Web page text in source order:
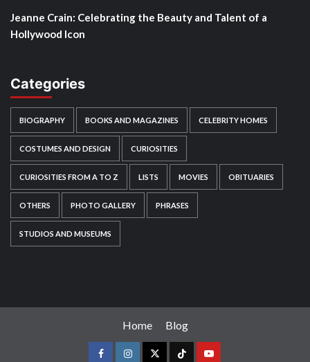
Jeanne Crain: Celebrating the Beauty and Talent of a
Hollywood Icon
Categories
BIOGRAPHY BOOKS AND MAGAZINES CELEBRITY HOMES
COSTUMES AND DESIGN CURIOSITIES
CURIOSITIES FROM A TO Z LISTS MOVIES OBITUARIES
OTHERS PHOTO GALLERY PHRASES
STUDIOS AND MUSEUMS
Home Blog